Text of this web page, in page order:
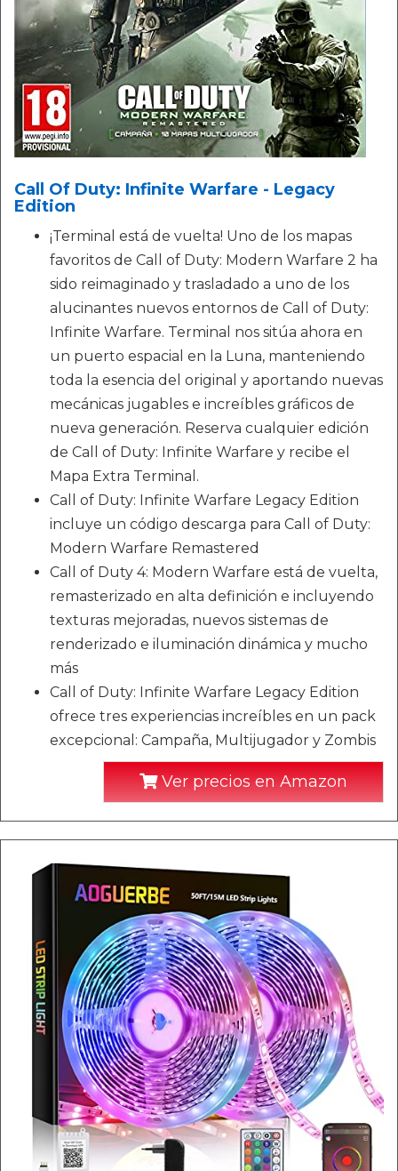
Call Of Duty: Infinite Warfare - Legacy
Edition
¡Terminal está de vuelta! Uno de los mapas
favoritos de Call of Duty: Modern Warfare 2 ha
sido reimaginado y trasladado a uno de los
alucinantes nuevos entornos de Call of Duty:
Infinite Warfare. Terminal nos sitúa ahora en
un puerto espacial en la Luna, manteniendo
toda la esencia del original y aportando nuevas
mecánicas jugables e increíbles gráficos de
nueva generación. Reserva cualquier edición
de Call of Duty: Infinite Warfare y recibe el
Mapa Extra Terminal.
Call of Duty: Infinite Warfare Legacy Edition
incluye un código descarga para Call of Duty:
Modern Warfare Remastered
Call of Duty 4: Modern Warfare está de vuelta,
remasterizado en alta definición e incluyendo
texturas mejoradas, nuevos sistemas de
renderizado e iluminación dinámica y mucho
más
Call of Duty: Infinite Warfare Legacy Edition
ofrece tres experiencias increíbles en un pack
excepcional: Campaña, Multijugador y Zombis
Ver precios en Amazon